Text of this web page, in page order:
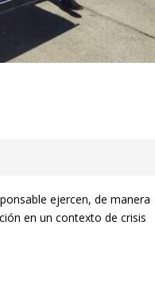
ejercen, de manera
en un contexto de crisis